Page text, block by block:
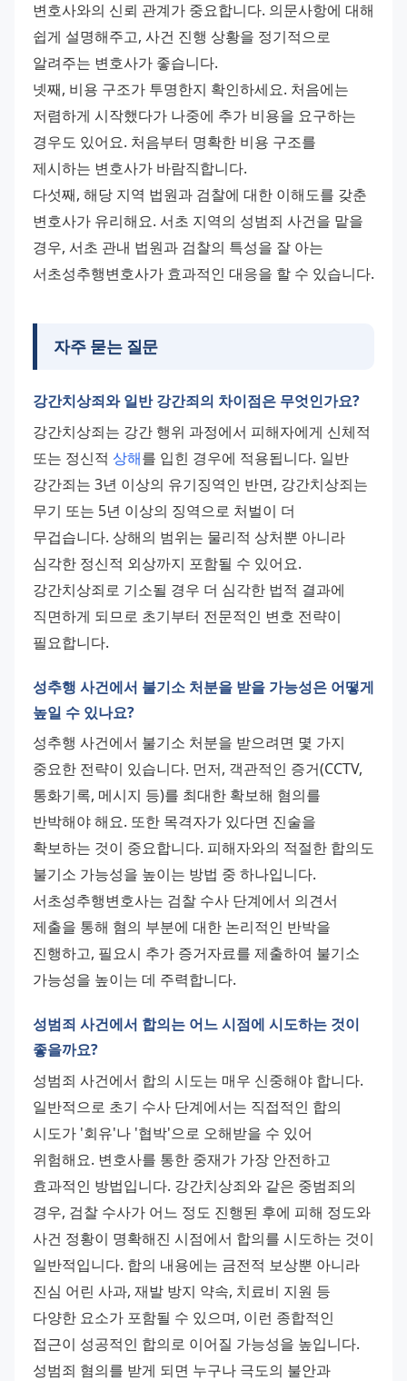
변호사와의 신뢰 관계가 중요합니다. 의문사항에 대해
쉽게 설명해주고, 사건 진행 상황을 정기적으로
알려주는 변호사가 좋습니다.
넷째, 비용 구조가 투명한지 확인하세요. 처음에는
저렴하게 시작했다가 나중에 추가 비용을 요구하는
경우도 있어요. 처음부터 명확한 비용 구조를
제시하는 변호사가 바람직합니다.
다섯째, 해당 지역 법원과 검찰에 대한 이해도를 갖춘
변호사가 유리해요. 서초 지역의 성범죄 사건을 맡을
경우, 서초 관내 법원과 검찰의 특성을 잘 아는
서초성추행변호사가 효과적인 대응을 할 수 있습니다.
자주 묻는 질문
강간치상죄와 일반 강간죄의 차이점은 무엇인가요?
강간치상죄는 강간 행위 과정에서 피해자에게 신체적
또는 정신적 상해를 입힌 경우에 적용됩니다. 일반
강간죄는 3년 이상의 유기징역인 반면, 강간치상죄는
무기 또는 5년 이상의 징역으로 처벌이 더
무겁습니다. 상해의 범위는 물리적 상처뿐 아니라
심각한 정신적 외상까지 포함될 수 있어요.
강간치상죄로 기소될 경우 더 심각한 법적 결과에
직면하게 되므로 초기부터 전문적인 변호 전략이
필요합니다.
성추행 사건에서 불기소 처분을 받을 가능성은 어떻게
높일 수 있나요?
성추행 사건에서 불기소 처분을 받으려면 몇 가지
중요한 전략이 있습니다. 먼저, 객관적인 증거(CCTV,
통화기록, 메시지 등)를 최대한 확보해 혐의를
반박해야 해요. 또한 목격자가 있다면 진술을
확보하는 것이 중요합니다. 피해자와의 적절한 합의도
불기소 가능성을 높이는 방법 중 하나입니다.
서초성추행변호사는 검찰 수사 단계에서 의견서
제출을 통해 혐의 부분에 대한 논리적인 반박을
진행하고, 필요시 추가 증거자료를 제출하여 불기소
가능성을 높이는 데 주력합니다.
성범죄 사건에서 합의는 어느 시점에 시도하는 것이
좋을까요?
성범죄 사건에서 합의 시도는 매우 신중해야 합니다.
일반적으로 초기 수사 단계에서는 직접적인 합의
시도가 '회유'나 '협박'으로 오해받을 수 있어
위험해요. 변호사를 통한 중재가 가장 안전하고
효과적인 방법입니다. 강간치상죄와 같은 중범죄의
경우, 검찰 수사가 어느 정도 진행된 후에 피해 정도와
사건 정황이 명확해진 시점에서 합의를 시도하는 것이
일반적입니다. 합의 내용에는 금전적 보상뿐 아니라
진심 어린 사과, 재발 방지 약속, 치료비 지원 등
다양한 요소가 포함될 수 있으며, 이런 종합적인
접근이 성공적인 합의로 이어질 가능성을 높입니다.
성범죄 혐의를 받게 되면 누구나 극도의 불안과